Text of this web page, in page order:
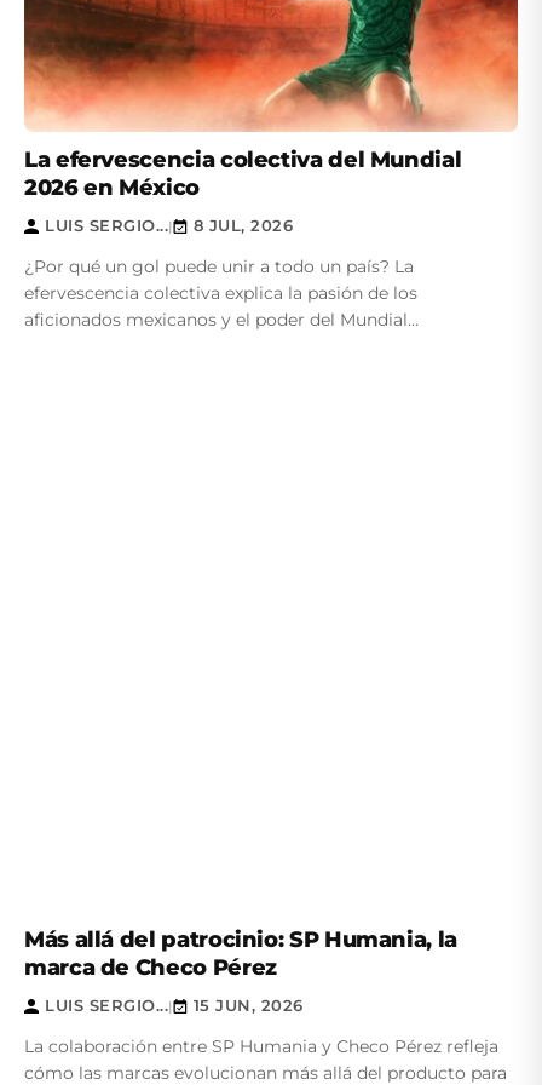
La efervescencia colectiva del Mundial
2026 en México
LUIS SERGIO...| 8 JUL, 2026
¿Por qué un gol puede unir a todo un país? La
efervescencia colectiva explica la pasión de los
aficionados mexicanos y el poder del Mundial...
Más allá del patrocinio: SP Humania, la
marca de Checo Pérez
LUIS SERGIO...| 15 JUN, 2026
La colaboración entre SP Humania y Checo Pérez refleja
cómo las marcas evolucionan más allá del producto para